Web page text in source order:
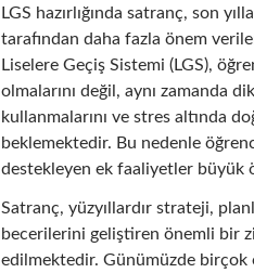
LGS hazırlığında satranç, son
tarafından daha fazla önem
Liselere Geçiş Sistemi (LGS),
olmalarını değil, aynı zamanda
kullanmalarını ve stres altında
beklemektedir. Bu nedenle
destekleyen ek faaliyetler büyük
Satranç, yüzyıllardır strateji,
becerilerini geliştiren önemli bir
edilmektedir. Günümüzde birçok